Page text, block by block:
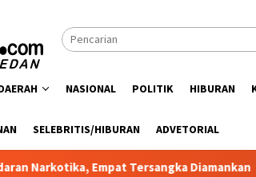
NASIONAL POLITIK HIBURAN
SELEBRITIS/HIBURAN ADVETORIAL
Tersangka Diamankan Satgas